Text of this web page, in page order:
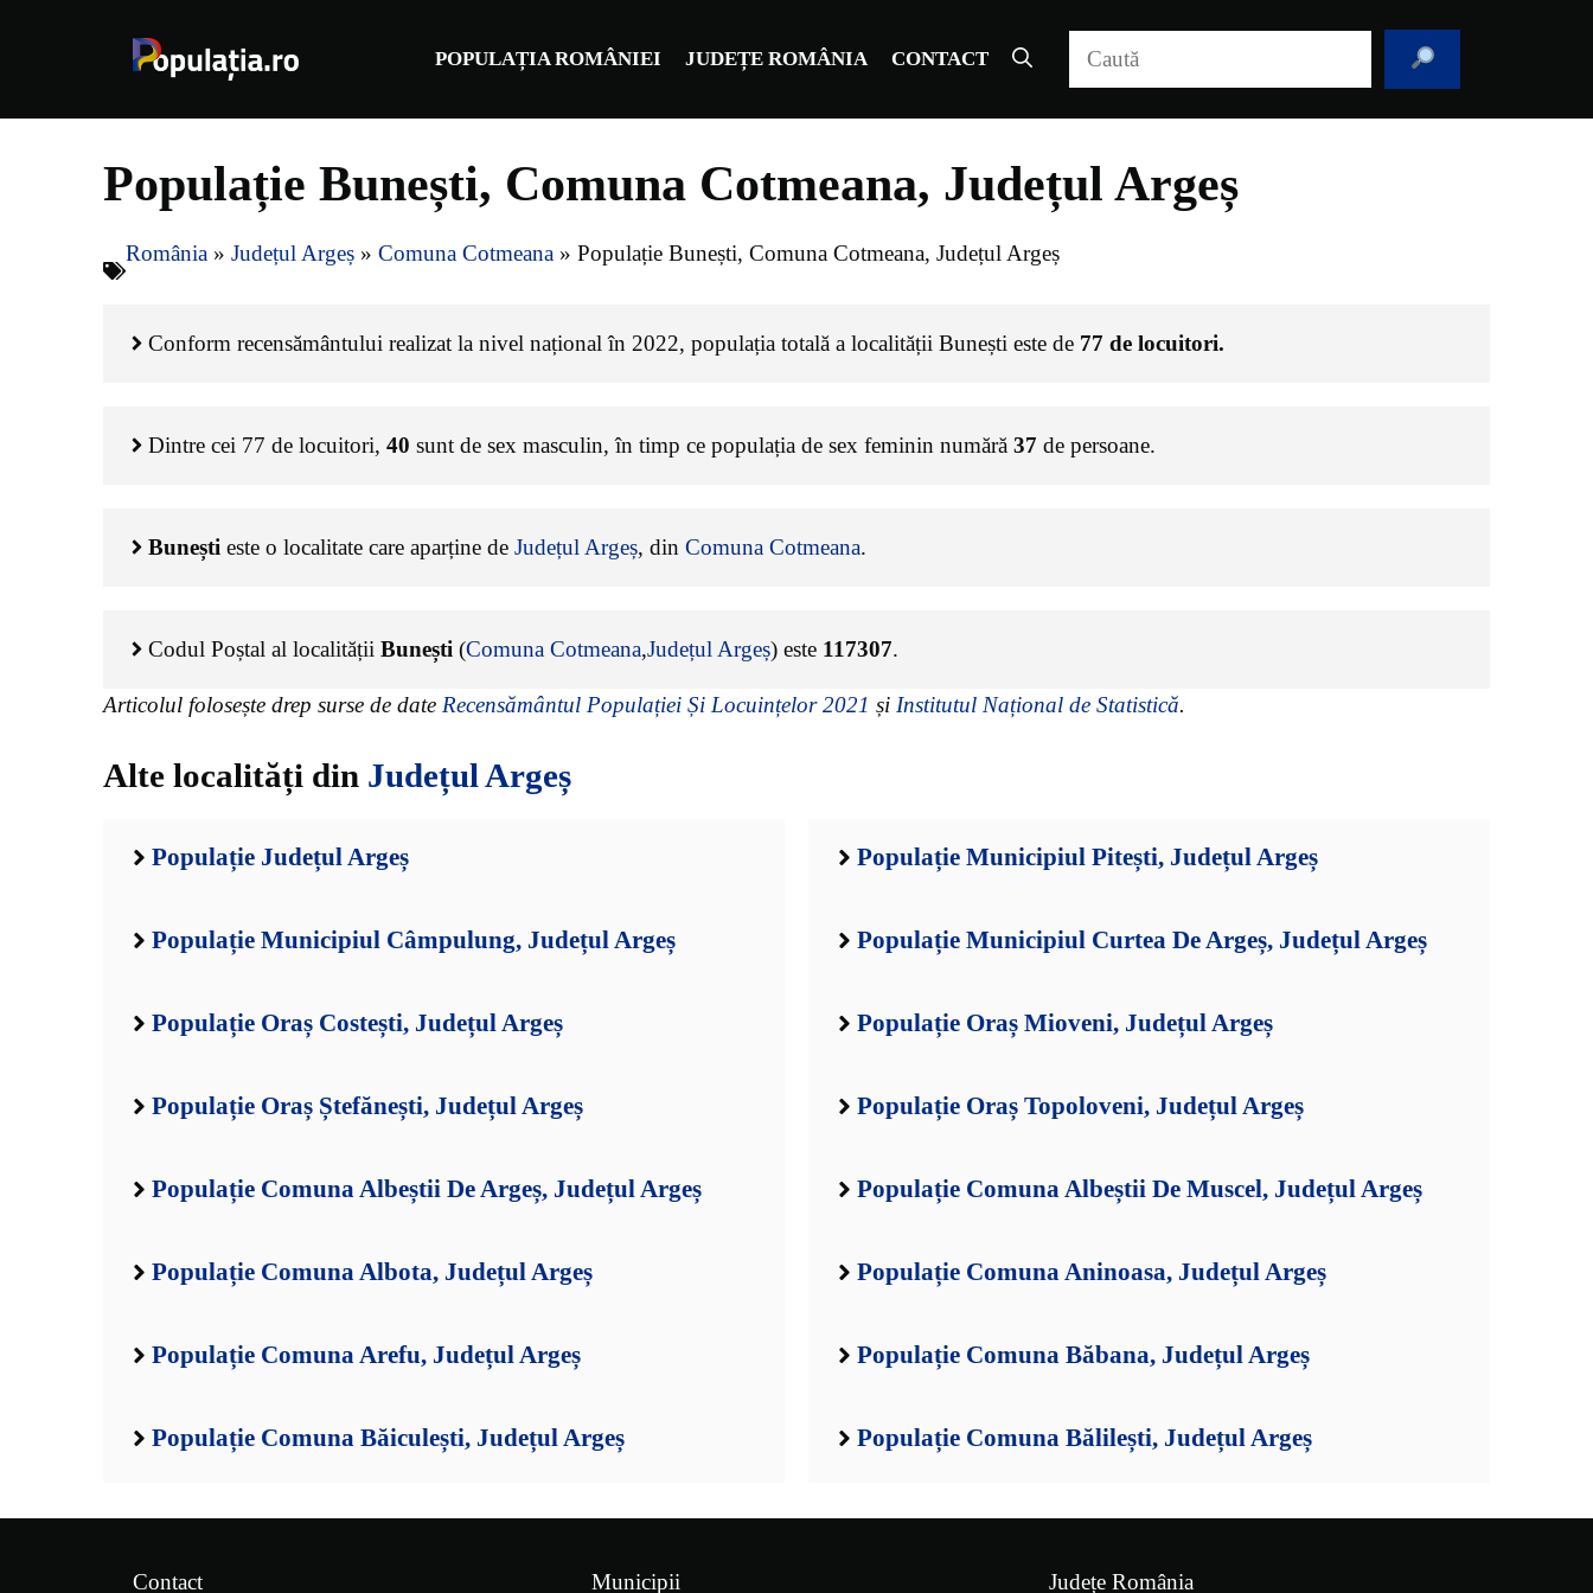
POPULAȚIA ROMÂNIEI JUDEȚE ROMÂNIA CONTACT
Populație Bunești, Comuna Cotmeana, Județul Argeș
România » Județul Argeș » Comuna Cotmeana » Populație Bunești, Comuna Cotmeana, Județul Argeș
Conform recensământului realizat la nivel național în 2022, populația totală a localității Bunești este de 77 de locuitori.
Dintre cei 77 de locuitori, 40 sunt de sex masculin, în timp ce populația de sex feminin numără 37 de persoane.
Bunești este o localitate care aparține de Județul Argeș, din Comuna Cotmeana.
Codul Poștal al localității Bunești (Comuna Cotmeana,Județul Argeș) este 117307.
Articolul folosește drep surse de date Recensământul Populației Și Locuințelor 2021 și Institutul Național de Statistică.
Alte localități din Județul Argeș
Populație Județul Argeș Populație Municipiul Pitești, Județul Argeș
Populație Municipiul Câmpulung, Județul Argeș Populație Municipiul Curtea De Argeș, Județul Argeș
Populație Oraș Costești, Județul Argeș Populație Oraș Mioveni, Județul Argeș
Populație Oraș Ștefănești, Județul Argeș Populație Oraș Topoloveni, Județul Argeș
Populație Comuna Albeștii De Argeș, Județul Argeș Populație Comuna Albeștii De Muscel, Județul Argeș
Populație Comuna Albota, Județul Argeș Populație Comuna Aninoasa, Județul Argeș
Populație Comuna Arefu, Județul Argeș Populație Comuna Băbana, Județul Argeș
Populație Comuna Băiculești, Județul Argeș Populație Comuna Bălilești, Județul Argeș
Contact Municipii Județe România